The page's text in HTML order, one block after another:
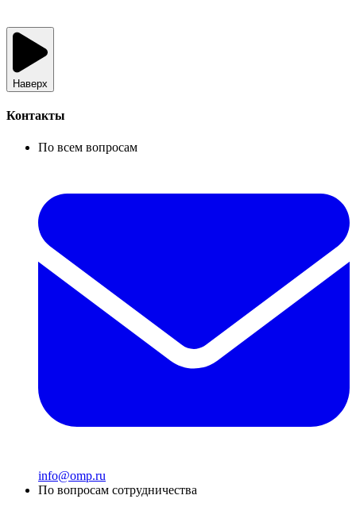
Наверх
Контакты
По всем вопросам
info@omp.ru
По вопросам сотрудничества